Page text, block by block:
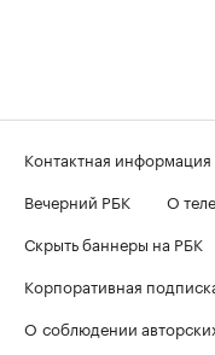
Контактная информация
Вечерний РБК
О
Скрыть баннеры на РБК
Корпоративная
О соблюдении